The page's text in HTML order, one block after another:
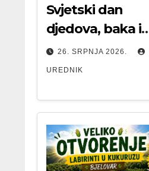
Svjetski dan
djedova, baka i
starijih osoba
26. SRPNJA 2026.
UREDNIK